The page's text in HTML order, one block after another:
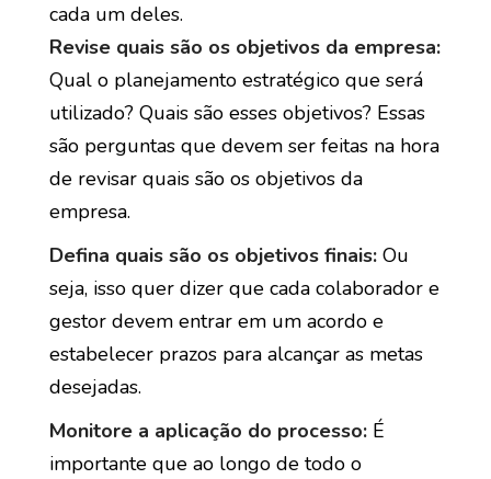
cada um deles.
Revise quais são os objetivos da empresa:
Qual o planejamento estratégico que será
utilizado? Quais são esses objetivos? Essas
são perguntas que devem ser feitas na hora
de revisar quais são os objetivos da
empresa.
Defina quais são os objetivos finais: Ou
seja, isso quer dizer que cada colaborador e
gestor devem entrar em um acordo e
estabelecer prazos para alcançar as metas
desejadas.
Monitore a aplicação do processo: É
importante que ao longo de todo o